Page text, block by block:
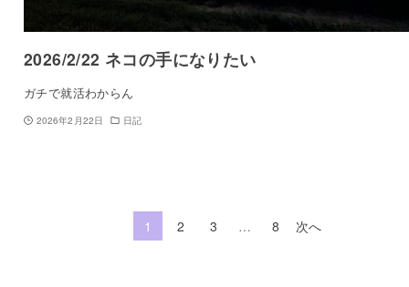
2026/2/22 ネコの手になりたい
ガチで就活わからん
2026年2月22日 日記
1 2 3 … 8 次へ